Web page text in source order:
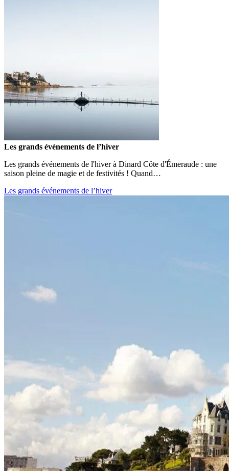
Les grands événements de l’hiver
Les grands événements de l'hiver à Dinard Côte d'Émeraude : une
saison pleine de magie et de festivités ! Quand…
Les grands événements de l’hiver